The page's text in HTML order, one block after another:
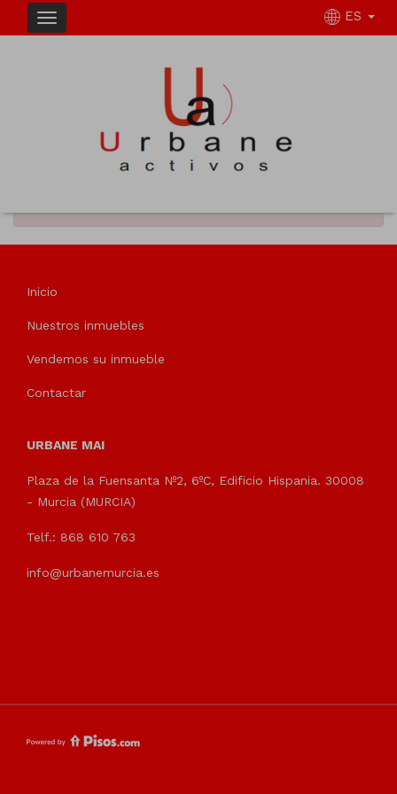
ES
INMUEBLES
DESTACADOS
Inicio
Nuestros inmuebles
Vendemos su inmueble
Contactar
URBANE MAI
Plaza de la Fuensanta Nº2, 6ºC, Edificio Hispania. 30008
- Murcia (MURCIA)
Telf.: 868 610 763
info@urbanemurcia.es